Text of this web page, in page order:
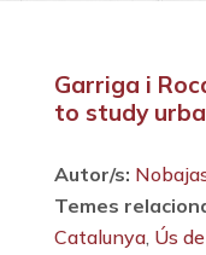
Garriga i
to study
Autor/s:
Temes
Catalunya, Ús